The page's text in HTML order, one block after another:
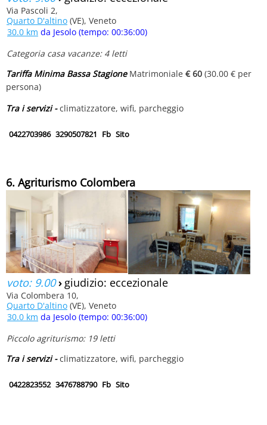
Via Pascoli 2,
Quarto D'altino (VE), Veneto
30.0 km da Jesolo (tempo: 00:36:00)
Categoria casa vacanze: 4 letti
Tariffa Minima Bassa StagioneMatrimoniale € 60 (30.00 € per
persona)
Tra i servizi -climatizzatore, wifi, parcheggio
0422703986 3290507821 Fb Sito
6. Agriturismo Colombera
voto: 9.00› giudizio: eccezionale
Via Colombera 10,
Quarto D'altino (VE), Veneto
30.0 km da Jesolo (tempo: 00:36:00)
Piccolo agriturismo: 19 letti
Tra i servizi -climatizzatore, wifi, parcheggio
0422823552 3476788790 Fb Sito